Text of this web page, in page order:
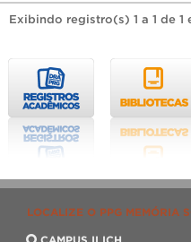
Exibindo registro(s) 1 a 1 de 1
LOCALIZE O PPG MEMÓRIA
CAMPUS II ICH